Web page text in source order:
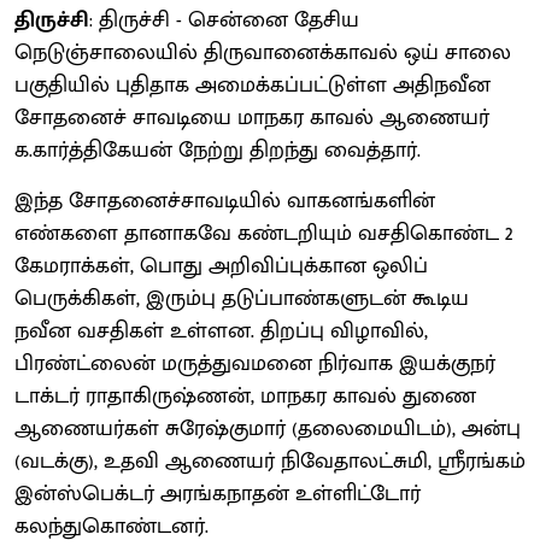
திருச்சி: திருச்சி - சென்னை தேசிய
நெடுஞ்சாலையில் திருவானைக்காவல் ஒய் சாலை
பகுதியில் புதிதாக அமைக்கப்பட்டுள்ள அதிநவீன
சோதனைச் சாவடியை மாநகர காவல் ஆணையர்
க.கார்த்திகேயன் நேற்று திறந்து வைத்தார்.
இந்த சோதனைச்சாவடியில் வாகனங்களின்
எண்களை தானாகவே கண்டறியும் வசதிகொண்ட 2
கேமராக்கள், பொது அறிவிப்புக்கான ஒலிப்
பெருக்கிகள், இரும்பு தடுப்பாண்களுடன் கூடிய
நவீன வசதிகள் உள்ளன. திறப்பு விழாவில்,
பிரண்ட்லைன் மருத்துவமனை நிர்வாக இயக்குநர்
டாக்டர் ராதாகிருஷ்ணன், மாநகர காவல் துணை
ஆணையர்கள் சுரேஷ்குமார் (தலைமையிடம்), அன்பு
(வடக்கு), உதவி ஆணையர் நிவேதாலட்சுமி, ஸ்ரீரங்கம்
இன்ஸ்பெக்டர் அரங்கநாதன் உள்ளிட்டோர்
கலந்துகொண்டனர்.